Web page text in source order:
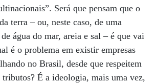
Será que pensam que o
terra – ou, neste caso, de uma
água do mar, areia e sal – é que vai
é o problema em existir empresas
no Brasil, desde que respeitem
É a ideologia, mais uma vez,